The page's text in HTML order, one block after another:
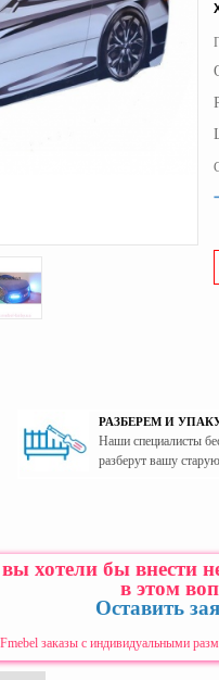
РАЗБЕРЕМ И
Наши специалисты
разберут вашу
хотели бы внести
в этом
Оставить
заказы с индивидуальными